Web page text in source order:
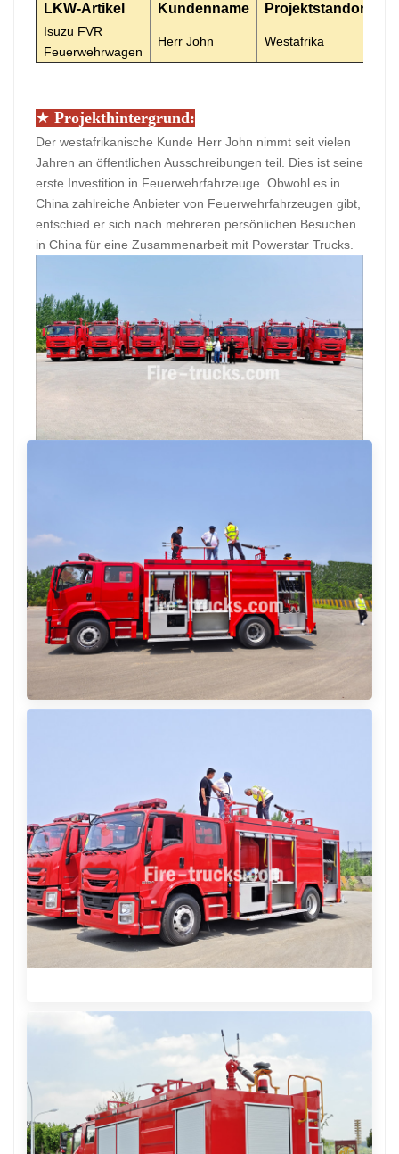
LKW-Artikel Kundenname Projektstandort
Isuzu FVR
Feuerwehrwagen
Herr John Westafrika
★ Projekthintergrund:
Der westafrikanische Kunde Herr John nimmt seit vielen
Jahren an öffentlichen Ausschreibungen teil. Dies ist seine
erste Investition in Feuerwehrfahrzeuge. Obwohl es in
China zahlreiche Anbieter von Feuerwehrfahrzeugen gibt,
entschied er sich nach mehreren persönlichen Besuchen
in China für eine Zusammenarbeit mit Powerstar Trucks.